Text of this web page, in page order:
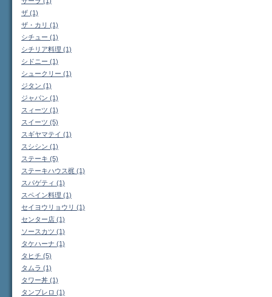
ザ (1)
ザ・カリ (1)
シチュー (1)
シチリア料理 (1)
シドニー (1)
シュークリー (1)
ジタン (1)
ジャパン (1)
スィーツ (1)
スイーツ (5)
スギヤマテイ (1)
スシシン (1)
ステーキ (5)
ステーキハウス梶 (1)
スパゲティ (1)
スペイン料理 (1)
セイヨウリョウリ (1)
センター店 (1)
ソースカツ (1)
タケハーナ (1)
タヒチ (5)
タムラ (1)
タワー丼 (1)
タンブレロ (1)